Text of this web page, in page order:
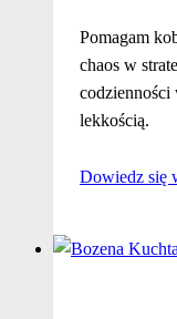
Pomagam
chaos w
codzienności
lekkością.
Dowiedz się